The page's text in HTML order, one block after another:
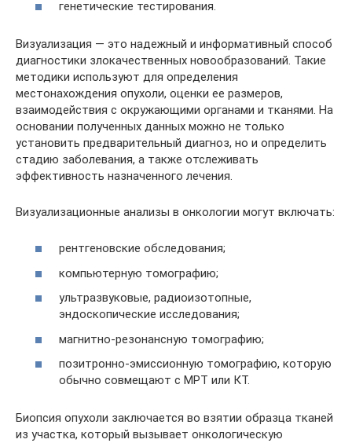
генетические тестирования.
Визуализация — это надежный и информативный способ
диагностики злокачественных новообразований. Такие
методики используют для определения
местонахождения опухоли, оценки ее размеров,
взаимодействия с окружающими органами и тканями. На
основании полученных данных можно не только
установить предварительный диагноз, но и определить
стадию заболевания, а также отслеживать
эффективность назначенного лечения.
Визуализационные анализы в онкологии могут включать:
рентгеновские обследования;
компьютерную томографию;
ультразвуковые, радиоизотопные,
эндоскопические исследования;
магнитно-резонансную томографию;
позитронно-эмиссионную томографию, которую
обычно совмещают с МРТ или КТ.
Биопсия опухоли заключается во взятии образца тканей
из участка, который вызывает онкологическую